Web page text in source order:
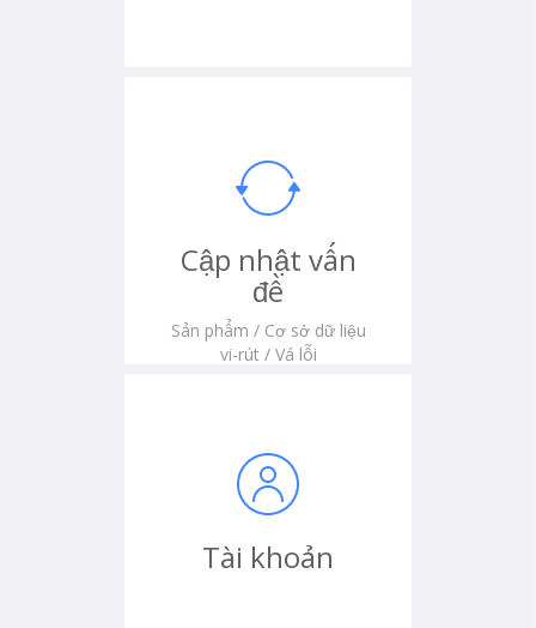
Cập nhật vấn
đề
Sản phẩm / Cơ sở dữ liệu
vi-rút / Vá lỗi
Tài khoản